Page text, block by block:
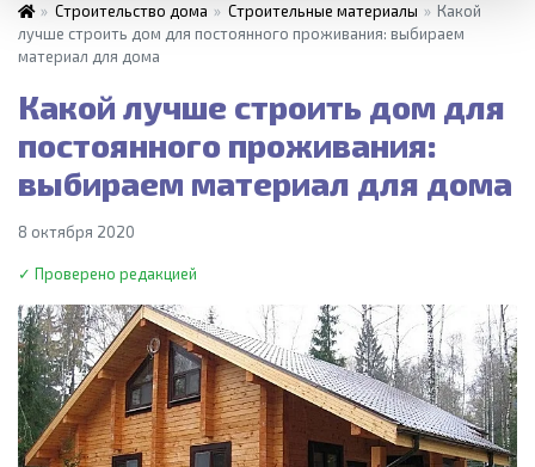
» Строительство дома » Строительные материалы » Какой
лучше строить дом для постоянного проживания: выбираем
материал для дома
Какой лучше строить дом для
постоянного проживания:
выбираем материал для дома
8 октября 2020
✓ Проверено редакцией